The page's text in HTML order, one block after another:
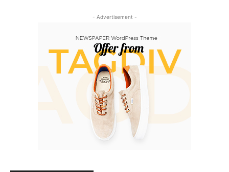
- Advertisement -